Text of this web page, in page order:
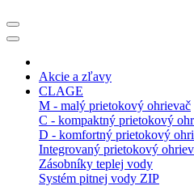
Akcie a zľavy
CLAGE
M - malý prietokový ohrievač
C - kompaktný prietokový
D - komfortný prietokový
Integrovaný prietokový
Zásobníky teplej vody
Systém pitnej vody ZIP